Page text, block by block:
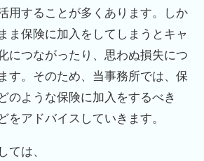
用することが多くあります。しか
ま保険に加入をしてしまうとキャ
につながったり、思わぬ損失につ
す。そのため、当事務所では、保
のような保険に加入をするべき
をアドバイスしていきます。
ては、